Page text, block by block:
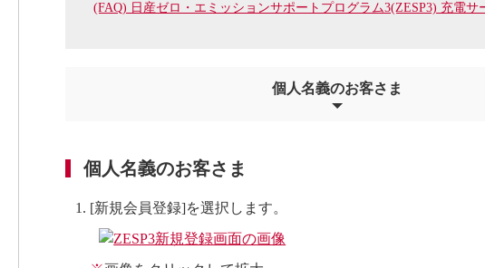
(FAQ) 日産ゼロ・エミッションサポートプログラム3(ZESP3) 充電サ
個人名義のお客さま
個人名義のお客さま
[新規会員登録]を選択します。